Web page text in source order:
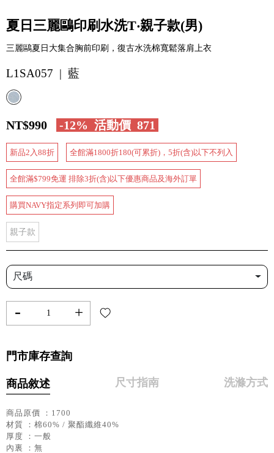
夏日三麗鷗印刷水洗T‧親子款(男)
三麗鷗夏日大集合胸前印刷，復古水洗棉寬鬆落肩上衣
L1SA057 | 藍
NT$990 -12% 活動價 871
新品2入88折 全館滿1800折180(可累折)，5折(含)以下不列入
全館滿$799免運 排除3折(含)以下優惠商品及海外訂單
購買NAVY指定系列即可加購
親子款
尺碼
- +
門市庫存查詢
商品敘述 尺寸指南 洗滌方式
商品原價 ：1700
材質 ：棉60% / 聚酯纖維40%
厚度 ：一般
內裏 ：無